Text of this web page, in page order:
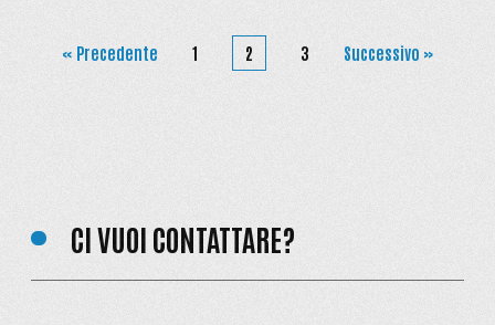
« Precedente 1 2 3 Successivo »
CI VUOI CONTATTARE?